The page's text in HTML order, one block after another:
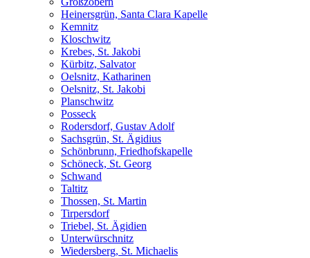
Heinersgrün, Santa Clara Kapelle
Kemnitz
Kloschwitz
Krebes, St. Jakobi
Kürbitz, Salvator
Oelsnitz, Katharinen
Oelsnitz, St. Jakobi
Planschwitz
Posseck
Rodersdorf, Gustav Adolf
Sachsgrün, St. Ägidius
Schönbrunn, Friedhofskapelle
Schöneck, St. Georg
Schwand
Taltitz
Thossen, St. Martin
Tirpersdorf
Triebel, St. Ägidien
Unterwürschnitz
Wiedersberg, St. Michaelis